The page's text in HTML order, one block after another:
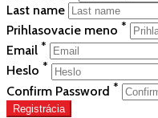
Last name
Prihlasovacie meno *
Email *
Heslo *
Confirm Password *
Registrácia